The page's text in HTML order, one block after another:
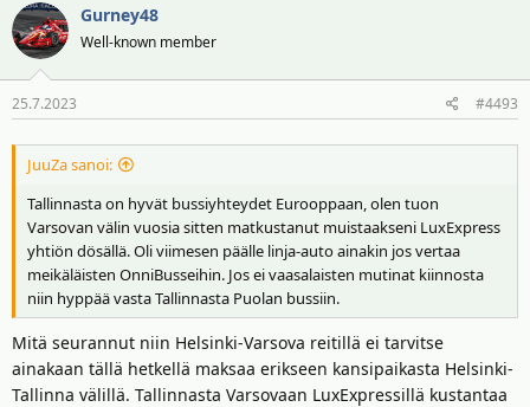
Gurney48
Well-known member
25.7.2023 #4493
JuuZa sanoi:
Tallinnasta on hyvät bussiyhteydet Eurooppaan, olen tuon
Varsovan välin vuosia sitten matkustanut muistaakseni LuxExpress
yhtiön dösällä. Oli viimesen päälle linja-auto ainakin jos vertaa
meikäläisten OnniBusseihin. Jos ei vaasalaisten mutinat kiinnosta
niin hyppää vasta Tallinnasta Puolan bussiin.
Mitä seurannut niin Helsinki-Varsova reitillä ei tarvitse
ainakaan tällä hetkellä maksaa erikseen kansipaikasta Helsinki-
Tallinna välillä. Tallinnasta Varsovaan LuxExpressillä kustantaa